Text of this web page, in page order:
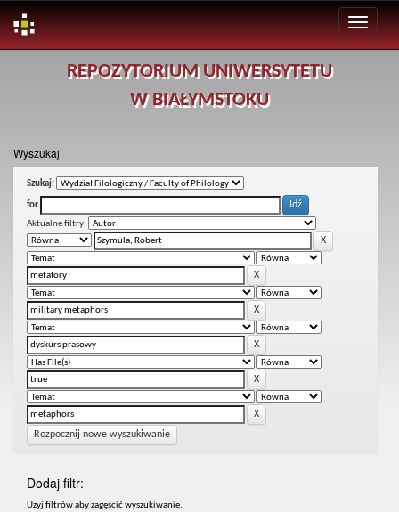
REPOZYTORIUM UNIWERSYTETU
W BIAŁYMSTOKU
Wyszukaj
Szukaj:
for
Aktualne filtry:
Rozpocznij nowe wyszukiwanie
Dodaj filtr:
Uzyj filtrów aby zagęścić wyszukiwanie.